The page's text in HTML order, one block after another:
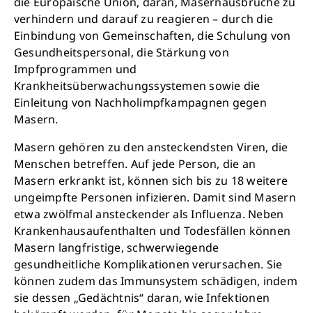
verhindern und darauf zu reagieren – durch die
Einbindung von Gemeinschaften, die Schulung von
Gesundheitspersonal, die Stärkung von
Impfprogrammen und
Krankheitsüberwachungssystemen sowie die
Einleitung von Nachholimpfkampagnen gegen
Masern.
Masern gehören zu den ansteckendsten Viren, die
Menschen betreffen. Auf jede Person, die an
Masern erkrankt ist, können sich bis zu 18 weitere
ungeimpfte Personen infizieren. Damit sind Masern
etwa zwölfmal ansteckender als Influenza. Neben
Krankenhausaufenthalten und Todesfällen können
Masern langfristige, schwerwiegende
gesundheitliche Komplikationen verursachen. Sie
können zudem das Immunsystem schädigen, indem
sie dessen „Gedächtnis“ daran, wie Infektionen
Schließen